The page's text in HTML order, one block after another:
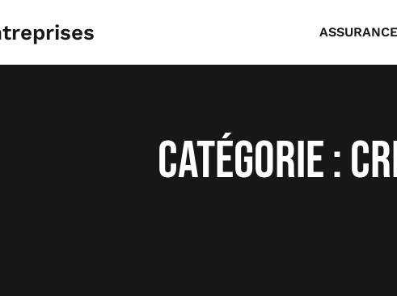
ASSURANCE
Catégorie :